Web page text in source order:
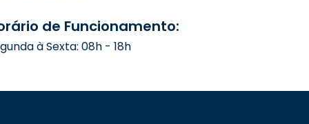
de Funcionamento:
à Sexta: 08h - 18h